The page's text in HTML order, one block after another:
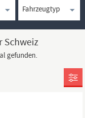
Schweiz
gefunden.